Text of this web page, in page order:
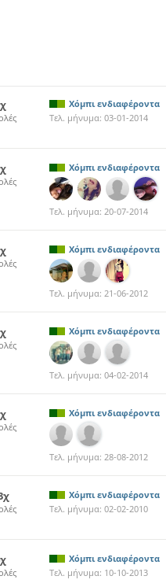
Χόμπι ενδιαφέροντα
Τελ. μήνυμα: 03-01-2014
Χόμπι ενδιαφέροντα
Τελ. μήνυμα: 20-07-2014
Χόμπι ενδιαφέροντα
Τελ. μήνυμα: 21-06-2012
Χόμπι ενδιαφέροντα
Τελ. μήνυμα: 04-02-2014
Χόμπι ενδιαφέροντα
Τελ. μήνυμα: 28-08-2012
Χόμπι ενδιαφέροντα
Τελ. μήνυμα: 02-02-2010
Χόμπι ενδιαφέροντα
Τελ. μήνυμα: 10-10-2013